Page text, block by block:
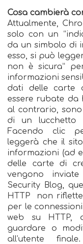
Cosa cambierà
Attualmente,
solo con un
da un simbolo di
esso, si può
non è sicura”
informazioni
dati delle carte
essere rubate da
al contrario,
di un lucchetto
Facendo clic
leggerà che il
informazioni (ad
delle carte di
vengono
Security Blog,
HTTP non
per le
web su HTTP,
guardare o
all’utente